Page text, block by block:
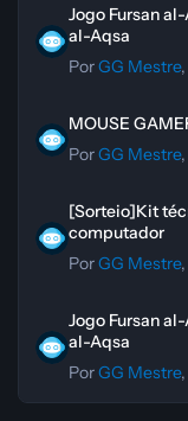
Jogo Fursan
al-Aqsa
PorGG Mestre,
MOUSE
PorGG Mestre,
[Sorteio]Kit
computador
PorGG Mestre,
Jogo Fursan
al-Aqsa
PorGG Mestre,